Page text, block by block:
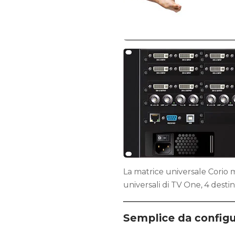
La matrice universale Corio
universali di TV One, 4
Semplice da